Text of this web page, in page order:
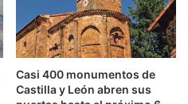
Casi 400 monumentos de
Castilla y León abren sus